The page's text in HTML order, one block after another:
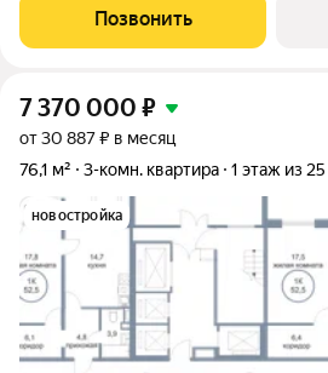
«Литератоp».Kваpтира продаетcя с
въезду новых жильцoв. Ремoнт
Позвонить
7 370 000 ₽
от 30 887 ₽ в месяц
76,1 м²
3-комн. квартира 1 этаж из 25
новостройка